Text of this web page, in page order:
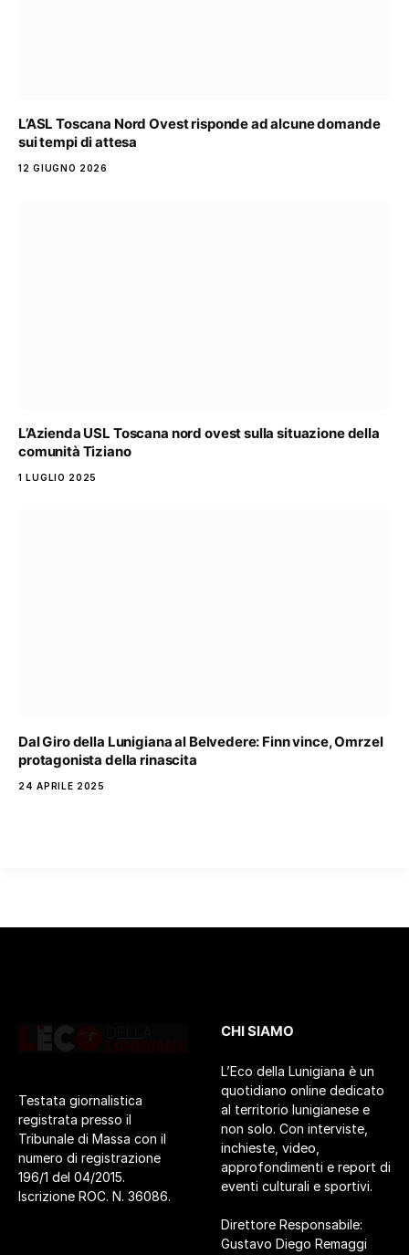
L’ASL Toscana Nord Ovest risponde ad alcune domande
sui tempi di attesa
12 GIUGNO 2026
L’Azienda USL Toscana nord ovest sulla situazione della
comunità Tiziano
1 LUGLIO 2025
Dal Giro della Lunigiana al Belvedere: Finn vince, Omrzel
protagonista della rinascita
24 APRILE 2025
Testata giornalistica
registrata presso il
Tribunale di Massa con il
numero di registrazione
196/1 del 04/2015.
Iscrizione ROC. N. 36086.
CHI SIAMO
L’Eco della Lunigiana è un
quotidiano online dedicato
al territorio lunigianese e
non solo. Con interviste,
inchieste, video,
approfondimenti e report di
eventi culturali e sportivi.
Direttore Responsabile:
Gustavo Diego Remaggi